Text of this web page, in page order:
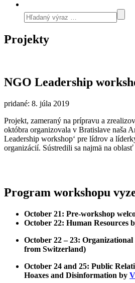
Projekty
NGO Leadership
pridané: 8. júla 2019
Projekt, zameraný na prípravu a
októbra organizovala v Bratislave naša
Leadership workshop‘ pre lídrov a
organizácií. Sústredili sa najmä na
Program workshopu
October 21: Pre-workshop
October 22: Human Resources
October 22 – 23:
from Switzerland)
October 24 and 25: Public
Hoaxes and Disinformation by